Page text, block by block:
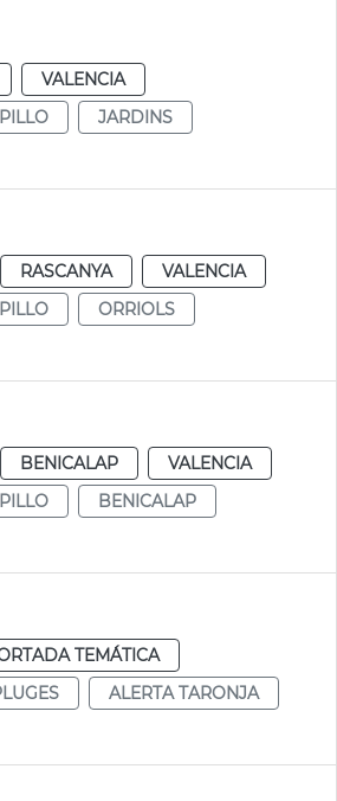
VALENCIA
JARDINS
RASCANYA
VALENCIA
ORRIOLS
BENICALAP
VALENCIA
BENICALAP
TEMÁTICA
ALERTA TARONJA